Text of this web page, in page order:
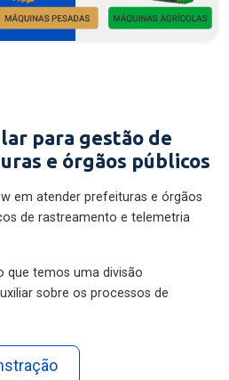
para gestão de
e órgãos públicos
em atender prefeituras e órgãos
de rastreamento e telemetria
que temos uma divisão
sobre os processos de